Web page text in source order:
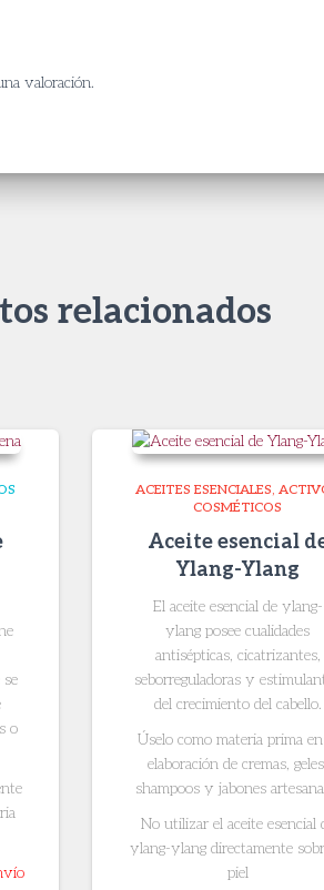
valoración.
relacionados
o
ACEITES ESENCIALES
COSMÉTICOS
Aceite esencial
Ylang-Ylang
El aceite esencial de ylang-
ylang posee cualidades
antisépticas, cicatrizantes,
seborreguladoras y
del crecimiento del cabello.
Úselo como materia prima
elaboración de cremas,
shampoos y jabones
No utilizar el aceite esencial
ylang-ylang directamente
piel